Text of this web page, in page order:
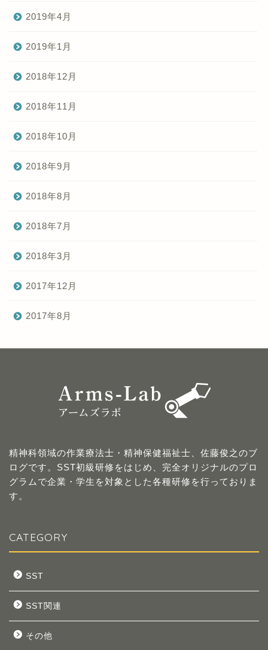
2019年4月
2019年1月
2018年12月
2018年11月
2018年10月
2018年9月
2018年8月
2018年7月
2018年3月
2017年12月
2017年8月
精神科領域の作業療法士・精神保健福祉士、佐藤俊之のブ
ログです。SST初級研修をはじめ、完全オリジナルのプロ
グラムで企業・学生を対象とした各種研修を行っておりま
す。
CATEGORY
SST
SST関連
その他